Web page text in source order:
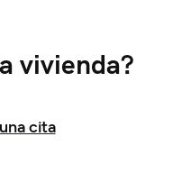
vivienda?
cita